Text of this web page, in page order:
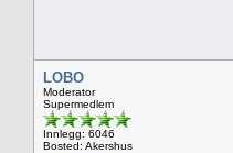
LOBO
Moderator
Supermedlem
Innlegg: 6046
Bosted: Akershus